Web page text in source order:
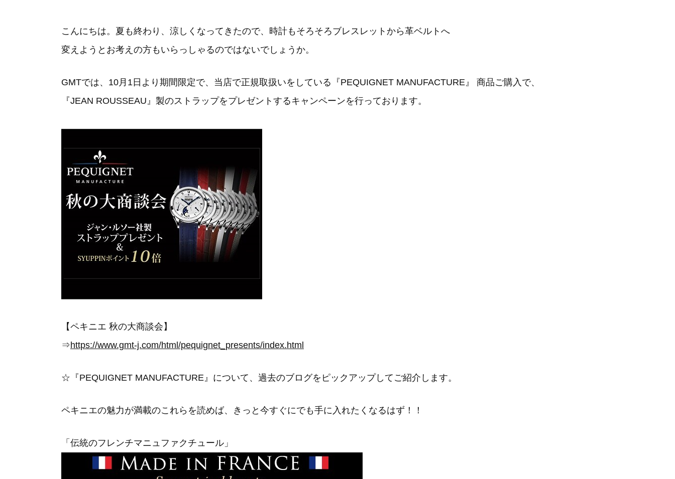
こんにちは。夏も終わり、涼しくなってきたので、時計もそろそろブレスレットから革ベルトへ
変えようとお考えの方もいらっしゃるのではないでしょうか。
GMTでは、10月1日より期間限定で、当店で正規取扱いをしている『PEQUIGNET MANUFACTURE』 商品ご購入で、
『JEAN ROUSSEAU』製のストラップをプレゼントするキャンペーンを行っております。
【ペキニエ 秋の大商談会】
⇒https://www.gmt-j.com/html/pequignet_presents/index.html
☆『PEQUIGNET MANUFACTURE』について、過去のブログをピックアップしてご紹介します。
ペキニエの魅力が満載のこれらを読めば、きっと今すぐにでも手に入れたくなるはず！！
「伝統のフレンチマニュファクチュール」